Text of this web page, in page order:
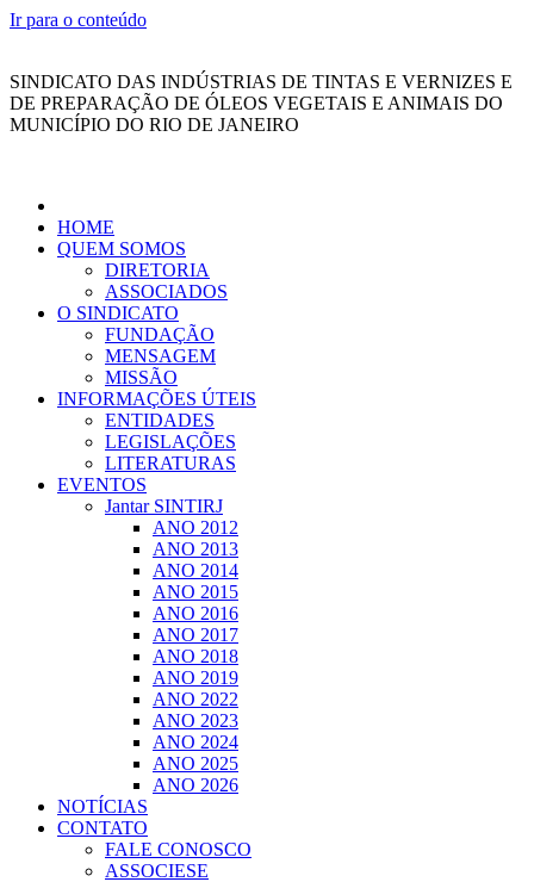
Ir para o conteúdo
SINDICATO DAS INDÚSTRIAS DE TINTAS E VERNIZES E
DE PREPARAÇÃO DE ÓLEOS VEGETAIS E ANIMAIS DO
MUNICÍPIO DO RIO DE JANEIRO
HOME
QUEM SOMOS
DIRETORIA
ASSOCIADOS
O SINDICATO
FUNDAÇÃO
MENSAGEM
MISSÃO
INFORMAÇÕES ÚTEIS
ENTIDADES
LEGISLAÇÕES
LITERATURAS
EVENTOS
Jantar SINTIRJ
ANO 2012
ANO 2013
ANO 2014
ANO 2015
ANO 2016
ANO 2017
ANO 2018
ANO 2019
ANO 2022
ANO 2023
ANO 2024
ANO 2025
ANO 2026
NOTÍCIAS
CONTATO
FALE CONOSCO
ASSOCIESE